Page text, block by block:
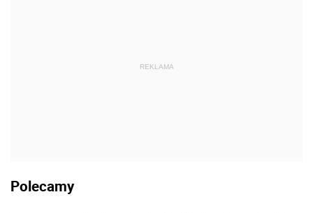
REKLAMA
Polecamy